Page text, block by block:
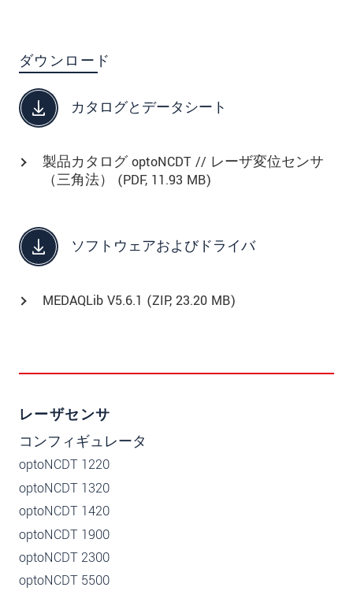
ダウンロード
カタログとデータシート
製品カタログ optoNCDT // レーザ変位センサ
（三角法） (PDF, 11.93 MB)
ソフトウェアおよびドライバ
MEDAQLib V5.6.1 (ZIP, 23.20 MB)
レーザセンサ
コンフィギュレータ
optoNCDT 1220
optoNCDT 1320
optoNCDT 1420
optoNCDT 1900
optoNCDT 2300
optoNCDT 5500